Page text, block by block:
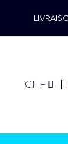
CHF